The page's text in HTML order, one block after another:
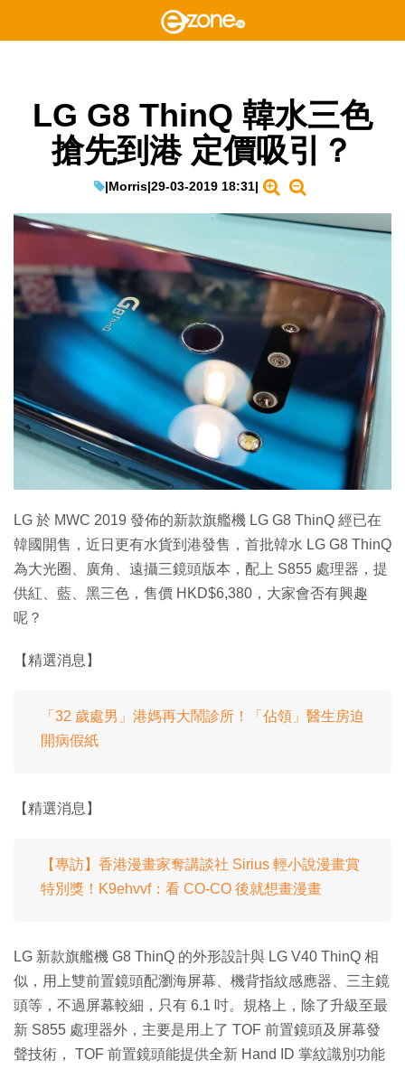
LG G8 ThinQ 韓水三色
搶先到港 定價吸引？
|Morris|29-03-2019 18:31|
LG 於 MWC 2019 發佈的新款旗艦機 LG G8 ThinQ 經已在
韓國開售，近日更有水貨到港發售，首批韓水 LG G8 ThinQ
為大光圈、廣角、遠攝三鏡頭版本，配上 S855 處理器，提
供紅、藍、黑三色，售價 HKD$6,380，大家會否有興趣
呢？
【精選消息】
「32 歲處男」港媽再大鬧診所！「佔領」醫生房迫
開病假紙
【精選消息】
【專訪】香港漫畫家奪講談社 Sirius 輕小說漫畫賞
特別獎！K9ehvvf：看 CO-CO 後就想畫漫畫
LG 新款旗艦機 G8 ThinQ 的外形設計與 LG V40 ThinQ 相
似，用上雙前置鏡頭配瀏海屏幕、機背指紋感應器、三主鏡
頭等，不過屏幕較細，只有 6.1 吋。規格上，除了升級至最
新 S855 處理器外，主要是用上了 TOF 前置鏡頭及屏幕發
聲技術， TOF 前置鏡頭能提供全新 Hand ID 掌紋識別功能